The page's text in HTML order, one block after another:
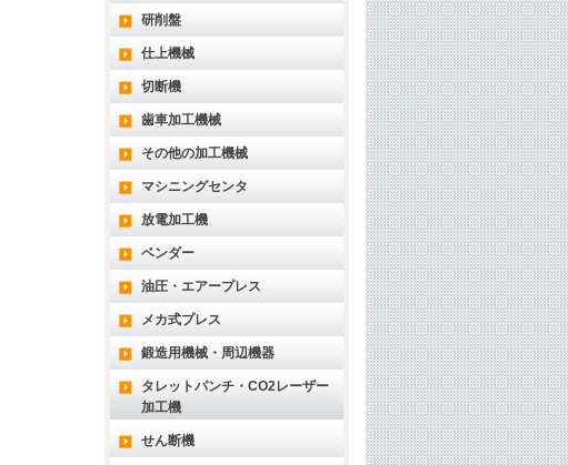
研削盤
仕上機械
切断機
歯車加工機械
その他の加工機械
マシニングセンタ
放電加工機
ベンダー
油圧・エアープレス
メカ式プレス
鍛造用機械・周辺機器
タレットパンチ・CO2レーザー
加工機
せん断機